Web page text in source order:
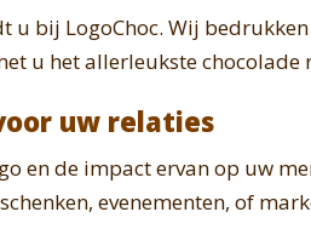
bij LogoChoc. Wij
u het allerleukste
uw relaties
en de impact ervan op uw
evenementen, of